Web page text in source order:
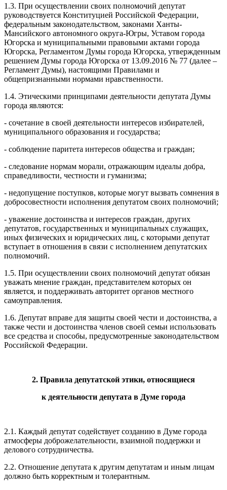
1.3. При осуществлении своих полномочий депутат
руководствуется Конституцией Российской Федерации,
федеральным законодательством, законами Ханты-
Мансийского автономного округа-Югры, Уставом города
Югорска и муниципальными правовыми актами города
Югорска, Регламентом Думы города Югорска, утвержденным
решением Думы города Югорска от 13.09.2016 № 77 (далее –
Регламент Думы), настоящими Правилами и
общепризнанными нормами нравственности.
1.4. Этическими принципами деятельности депутата Думы
города являются:
- сочетание в своей деятельности интересов избирателей,
муниципального образования и государства;
- соблюдение паритета интересов общества и граждан;
- следование нормам морали, отражающим идеалы добра,
справедливости, честности и гуманизма;
- недопущение поступков, которые могут вызвать сомнения в
добросовестности исполнения депутатом своих полномочий;
- уважение достоинства и интересов граждан, других
депутатов, государственных и муниципальных служащих,
иных физических и юридических лиц, с которыми депутат
вступает в отношения в связи с исполнением депутатских
полномочий.
1.5. При осуществлении своих полномочий депутат обязан
уважать мнение граждан, представителем которых он
является, и поддерживать авторитет органов местного
самоуправления.
1.6. Депутат вправе для защиты своей чести и достоинства, а
также чести и достоинства членов своей семьи использовать
все средства и способы, предусмотренные законодательством
Российской Федерации.
2. Правила депутатской этики, относящиеся
к деятельности депутата в Думе города
2.1. Каждый депутат содействует созданию в Думе города
атмосферы доброжелательности, взаимной поддержки и
делового сотрудничества.
2.2. Отношение депутата к другим депутатам и иным лицам
должно быть корректным и толерантным.